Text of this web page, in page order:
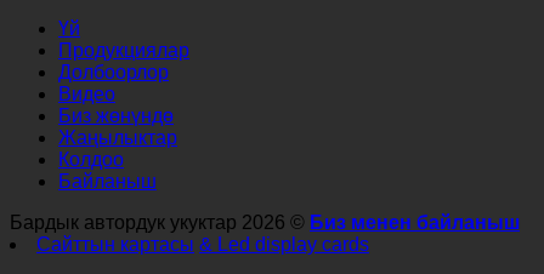
Үй
Продукциялар
Долбоорлор
Видео
Биз жөнүндө
Жаңылыктар
Колдоо
Байланыш
Бардык автордук укуктар 2026 © Биз менен байланыш
Сайттын картасы & Led display cards